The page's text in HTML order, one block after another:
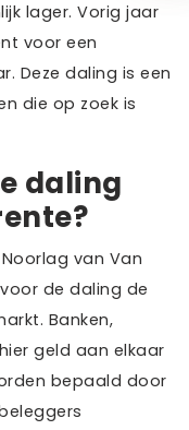
lager. Vorig jaar
voor een
Deze daling is een
die op zoek is
daling
van Van
de daling de
Banken,
geld aan elkaar
bepaald door